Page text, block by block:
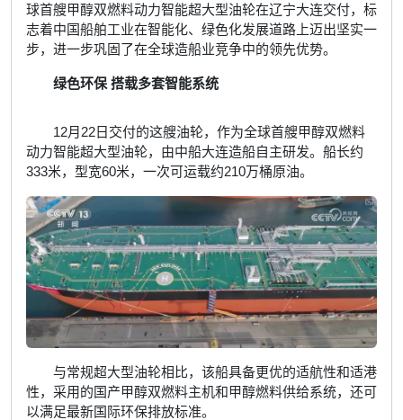
球首艘甲醇双燃料动力智能超大型油轮在辽宁大连交付，标
志着中国船舶工业在智能化、绿色化发展道路上迈出坚实一
步，进一步巩固了在全球造船业竞争中的领先优势。
绿色环保 搭载多套智能系统
12月22日交付的这艘油轮，作为全球首艘甲醇双燃料
动力智能超大型油轮，由中船大连造船自主研发。船长约
333米，型宽60米，一次可运载约210万桶原油。
与常规超大型油轮相比，该船具备更优的适航性和适港
性，采用的国产甲醇双燃料主机和甲醇燃料供给系统，还可
以满足最新国际环保排放标准。